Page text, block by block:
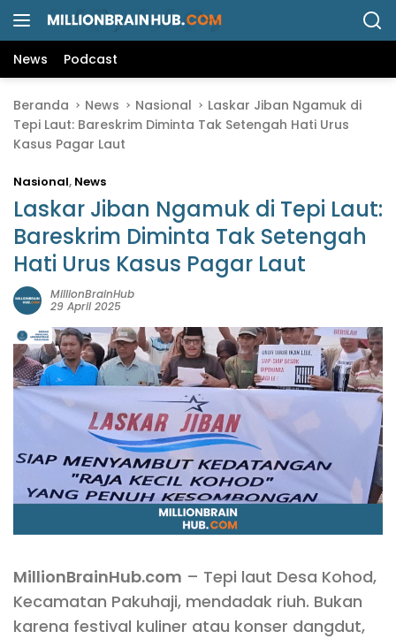
News Podcast
Beranda News Nasional
Laskar Jiban Ngamuk di
Tepi Laut: Bareskrim Diminta Tak Setengah Hati Urus
Kasus Pagar Laut
Nasional, News
Laskar Jiban Ngamuk di Tepi Laut:
Bareskrim Diminta Tak Setengah
Hati Urus Kasus Pagar Laut
MillionBrainHub
29 April 2025
MillionBrainHub.com – Tepi laut Desa Kohod,
Kecamatan Pakuhaji, mendadak riuh. Bukan
karena festival kuliner atau konser dangdut,